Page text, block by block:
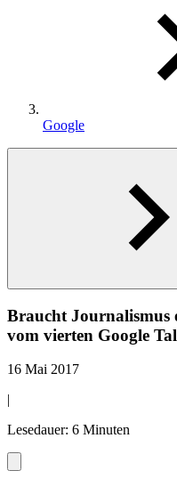
Google
Braucht Journalismus
vom vierten Google
16 Mai 2017
|
Lesedauer: 6 Minuten